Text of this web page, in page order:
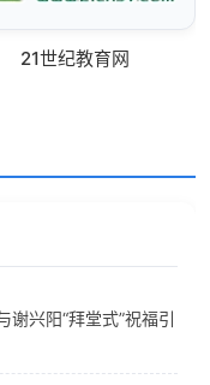
21世纪教育网
兴阳“拜堂式”祝福引